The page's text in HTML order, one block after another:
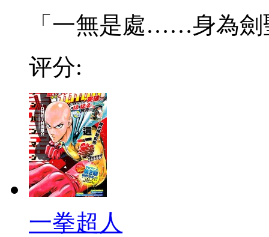
「一無是處……身為劍
评分:
一拳超人